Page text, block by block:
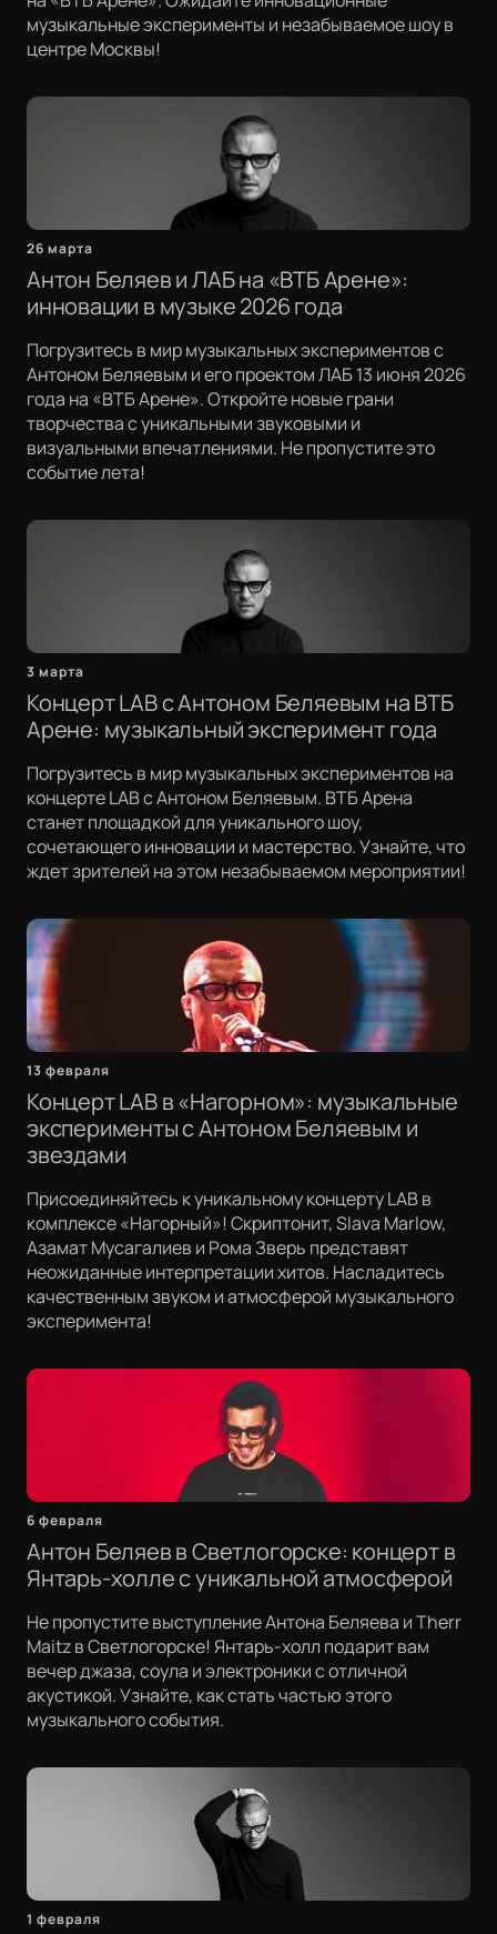
музыкальные эксперименты и незабываемое шоу в
центре Москвы!
26 марта
Антон Беляев и ЛАБ на «ВТБ Арене»:
инновации в музыке 2026 года
Погрузитесь в мир музыкальных экспериментов с
Антоном Беляевым и его проектом ЛАБ 13 июня 2026
года на «ВТБ Арене». Откройте новые грани
творчества с уникальными звуковыми и
визуальными впечатлениями. Не пропустите это
событие лета!
3 марта
Концерт LAB с Антоном Беляевым на ВТБ
Арене: музыкальный эксперимент года
Погрузитесь в мир музыкальных экспериментов на
концерте LAB с Антоном Беляевым. ВТБ Арена
станет площадкой для уникального шоу,
сочетающего инновации и мастерство. Узнайте, что
ждет зрителей на этом незабываемом мероприятии!
13 февраля
Концерт LAB в «Нагорном»: музыкальные
эксперименты с Антоном Беляевым и
звездами
Присоединяйтесь к уникальному концерту LAB в
комплексе «Нагорный»! Скриптонит, Slava Marlow,
Азамат Мусагалиев и Рома Зверь представят
неожиданные интерпретации хитов. Насладитесь
качественным звуком и атмосферой музыкального
эксперимента!
6 февраля
Антон Беляев в Светлогорске: концерт в
Янтарь-холле с уникальной атмосферой
Не пропустите выступление Антона Беляева и Therr
Maitz в Светлогорске! Янтарь-холл подарит вам
вечер джаза, соула и электроники с отличной
акустикой. Узнайте, как стать частью этого
музыкального события.
1 февраля